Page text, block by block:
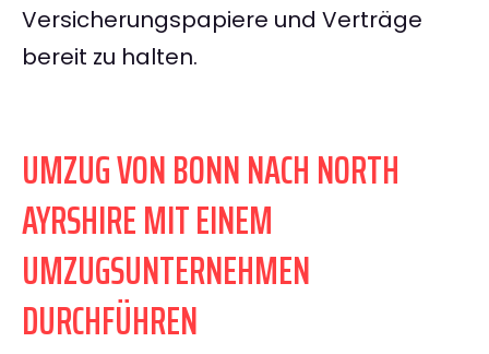
Versicherungspapiere und Verträge
bereit zu halten.
UMZUG VON BONN NACH NORTH
AYRSHIRE MIT EINEM
UMZUGSUNTERNEHMEN
DURCHFÜHREN